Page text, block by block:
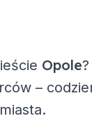
Opole
–